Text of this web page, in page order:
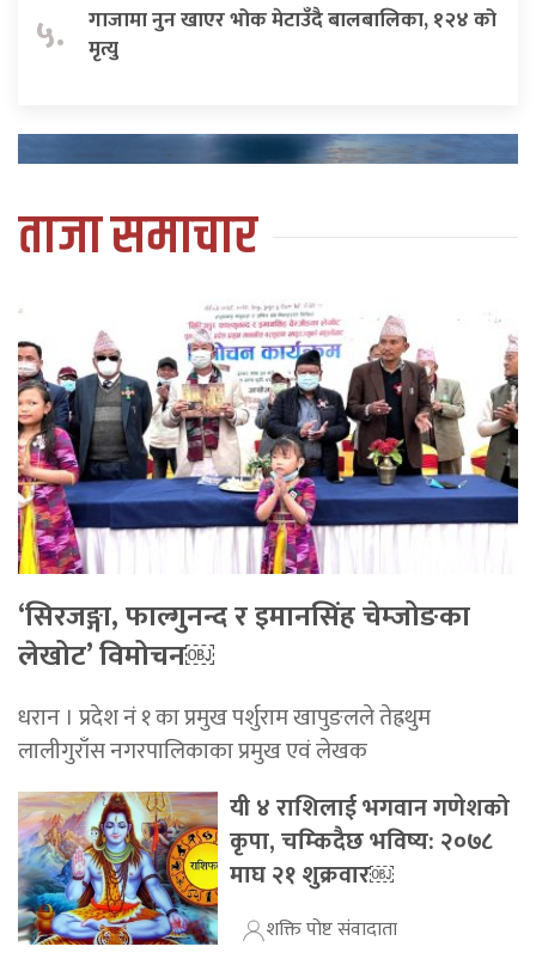
५.
गाजामा नुन खाएर भोक मेटाउँदै बालबालिका, १२४ को
मृत्यु
ताजा समाचार
‘सिरजङ्गा, फाल्गुनन्द र इमानसिंह चेम्जोङका
लेखोट’ विमोचन￼
धरान । प्रदेश नं १ का प्रमुख पर्शुराम खापुङलले तेह्रथुम
लालीगुराँस नगरपालिकाका प्रमुख एवं लेखक
यी ४ राशिलाई भगवान गणेशको
कृपा, चम्किदैछ भविष्य: २०७८
माघ २१ शुक्रवार￼
शक्ति पोष्ट संवादाता